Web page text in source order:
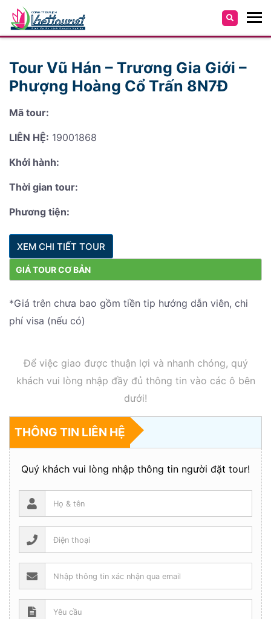
Tour Vũ Hán – Trương Gia Giới –
Phượng Hoàng Cổ Trấn 8N7Đ
Mã tour:
LIÊN HỆ: 19001868
Khởi hành:
Thời gian tour:
Phương tiện:
XEM CHI TIẾT TOUR
GIÁ TOUR CƠ BẢN
*Giá trên chưa bao gồm tiền tip hướng dẫn viên, chi
phí visa (nếu có)
Để việc giao được thuận lợi và nhanh chóng, quý
khách vui lòng nhập đầy đủ thông tin vào các ô bên
dưới!
THÔNG TIN LIÊN HỆ
Quý khách vui lòng nhập thông tin người đặt tour!